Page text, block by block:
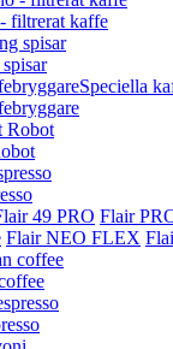
filtrerat kaffe
Speciella
49 PRO Flair
Flair NEO FLEX